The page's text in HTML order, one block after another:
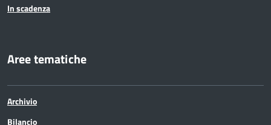
In scadenza
Aree tematiche
Archivio
Bilancio